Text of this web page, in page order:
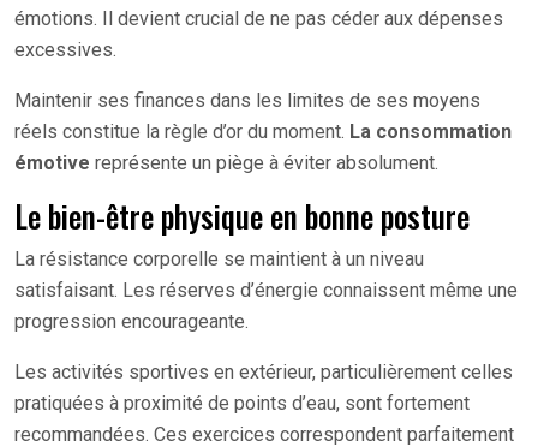
émotions. Il devient crucial de ne pas céder aux dépenses
excessives.
Maintenir ses finances dans les limites de ses moyens
réels constitue la règle d’or du moment. La consommation
émotive représente un piège à éviter absolument.
Le bien-être physique en bonne posture
La résistance corporelle se maintient à un niveau
satisfaisant. Les réserves d’énergie connaissent même une
progression encourageante.
Les activités sportives en extérieur, particulièrement celles
pratiquées à proximité de points d’eau, sont fortement
recommandées. Ces exercices correspondent parfaitement